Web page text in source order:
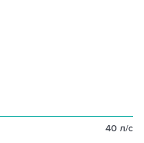
40 л/с